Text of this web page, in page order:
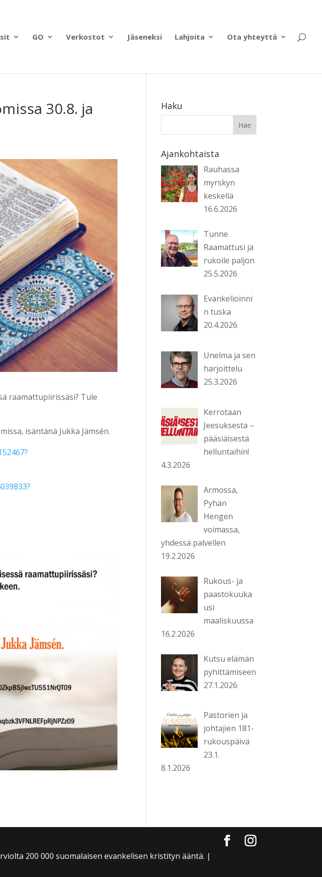
GO Verkostot Jäseneksi Lahjoita Ota yhteyttä
30.8. ja
raamattupiirissäsi? Tule
isäntänä Jukka Jämsén.
Haku
Ajankohtaista
Rauhassa
myrskyn
keskellä
16.6.2026
Tunne
Raamattusi ja
rukoile paljon
25.5.2026
Evankelioinni
n tuska
20.4.2026
Unelma ja sen
harjoittelu
25.3.2026
Kerrotaan
Jeesuksesta –
pääsiäisestä
helluntaihin!
4.3.2026
Armossa,
Pyhän
Hengen
voimassa,
yhdessä palvellen
19.2.2026
Rukous- ja
paastokuuka
usi
maaliskuussa
16.2.2026
Kutsu elämän
pyhittämiseen
27.1.2026
Pastorien ja
johtajien 181-
rukouspäivä
23.1.
8.1.2026
200 000 suomalaisen evankelisen kristityn ääntä. |